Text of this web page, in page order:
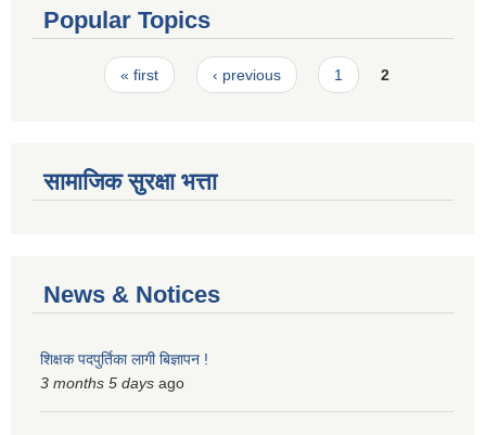
Popular Topics
Pages« first ‹ previous 1 2
सामाजिक सुरक्षा भत्ता
News & Notices
शिक्षक पदपुर्तिका लागी बिज्ञापन !
3 months 5 days ago